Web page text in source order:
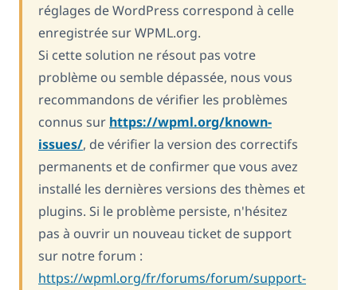
réglages de WordPress correspond à celle
enregistrée sur WPML.org.
Si cette solution ne résout pas votre
problème ou semble dépassée, nous vous
recommandons de vérifier les problèmes
connus sur https://wpml.org/known-
issues/, de vérifier la version des correctifs
permanents et de confirmer que vous avez
installé les dernières versions des thèmes et
plugins. Si le problème persiste, n'hésitez
pas à ouvrir un nouveau ticket de support
sur notre forum :
https://wpml.org/fr/forums/forum/support-